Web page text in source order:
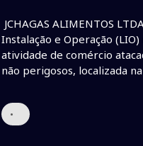
JCHAGAS ALIMENTOS
Instalação e Operação
atividade de comércio
não perigosos, localizada
•